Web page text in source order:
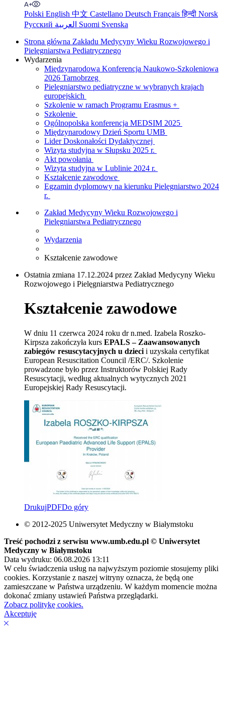
Polski English 中文 Castellano Deutsch Françaisहिन्दी Norsk
Русский
Suomi Svenska
Strona główna Zakładu Medycyny Wieku Rozwojowego i
Pielęgniarstwa Pediatrycznego
Wydarzenia
Międzynarodowa Konferencja Naukowo-Szkoleniowa
2026 Tarnobrzeg
Pielęgniarstwo pediatryczne w wybranych krajach
europejskich
Szkolenie w ramach Programu Erasmus +
Szkolenie
Ogólnopolska konferencja MEDSIM 2025
Międzynarodowy Dzień Sportu UMB
Lider Doskonałości Dydaktycznej
Wizyta studyjna w Słupsku 2025 r.
Akt powołania
Wizyta studyjna w Lublinie 2024 r.
Kształcenie zawodowe
Egzamin dyplomowy na kierunku Pielęgniarstwo 2024
r.
Zakład Medycyny Wieku Rozwojowego i
Pielęgniarstwa Pediatrycznego
Wydarzenia
Kształcenie zawodowe
Ostatnia zmiana 17.12.2024 przez Zakład Medycyny Wieku
Rozwojowego i Pielęgniarstwa Pediatrycznego
Kształcenie zawodowe
W dniu 11 czerwca 2024 roku dr n.med. Izabela Roszko-
Kirpsza zakończyła kurs EPALS – Zaawansowanych
zabiegów resuscytacyjnych u dzieci i uzyskała certyfikat
European Resuscitation Council /ERC/. Szkolenie
prowadzone było przez Instruktorów Polskiej Rady
Resuscytacji, według aktualnych wytycznych 2021
Europejskiej Rady Resuscytacji.
DrukujPDFDo góry
© 2012-2025 Uniwersytet Medyczny w Białymstoku
Treść pochodzi z serwisu www.umb.edu.pl © Uniwersytet
Medyczny w Białymstoku
Data wydruku: 06.08.2026 13:11
W celu świadczenia usług na najwyższym poziomie stosujemy pliki
cookies. Korzystanie z naszej witryny oznacza, że będą one
zamieszczane w Państwa urządzeniu. W każdym momencie można
dokonać zmiany ustawień Państwa przeglądarki.
Zobacz politykę cookies.
Akceptuję